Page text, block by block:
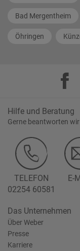
Bad Mergentheim
Öhringen
Hilfe und Beratung
Gerne beantworten
TELEFON
02254 60581
E-
Das Unternehmen
Über Weber
Presse
Karriere